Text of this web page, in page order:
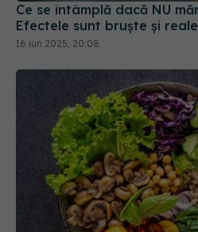
Dieta care ar putea proteja
decât cea mediteraneană